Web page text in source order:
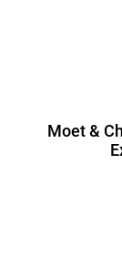
Moet &